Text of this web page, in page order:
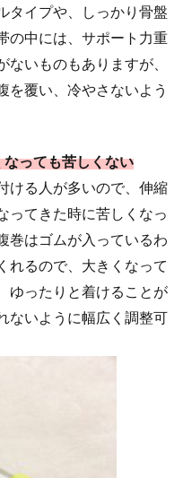
タイプや、しっかり骨盤
の中には、サポート力重
いものもありますが、
を覆い、冷やさないよう
っても苦しくない
ける人が多いので、伸縮
ってきた時に苦しくなっ
巻はゴムが入っているわ
れるので、大きくなって
ゆったりと着けることが
ないように幅広く調整可